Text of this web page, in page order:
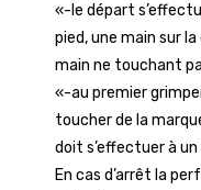
«-le départ
pied, une main sur
main ne touchant
«-au premier
toucher de la
doit s’effectuer à
En cas d’arrêt la